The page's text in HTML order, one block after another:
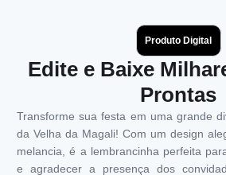
Produto Digital
Edite e Baixe
Prontas
Transforme sua festa em uma grande
da Velha da Magali! Com um design
melancia, é a lembrancinha perfeita
e agradecer a presença dos